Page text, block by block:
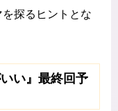
探るヒントとな
い』最終回予